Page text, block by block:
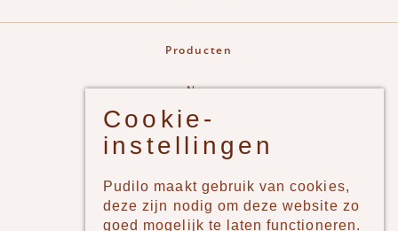
Producten
New
Jongens
Meisjes
Merken
Cookie-
instellingen
Pudilo maakt gebruik van cookies,
deze zijn nodig om deze website zo
goed mogelijk te laten functioneren.